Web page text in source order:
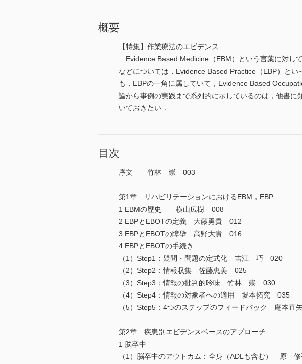
概要
【特集】作業療法のエビデンス
Evidence Based Medicine（EBM）という言葉に対し
などについては，Evidence Based Practice（EBP）と
も，EBPの一角に属していて，Evidence Based
論から事例の実践まで系列的に示しているのは，他書
いておきたい．
目次
序文 竹林 崇 003
第1章 リハビリテーションにおけるEBM，EBP
1 EBMの歴史 横山広樹 008
2 EBPとEBOTの定義 大藤勇貴 012
3 EBPとEBOTの障壁 高野大貴 016
4 EBPとEBOTの手続き
（1）Step1：疑問・問題の定式化 吉江 巧 020
（2）Step2：情報収集 佐藤恵美 025
（3）Step3：情報の批判的吟味 竹林 崇 030
（4）Step4：情報の対象者への適用 堀本拓究 035
（5）Step5：4つのステップのフィードバック 庵本
第2章 疾患別エビデンスベースのアプローチ
1 脳卒中
（1）脳卒中のアウトカム：全身（ADLも含む） 原